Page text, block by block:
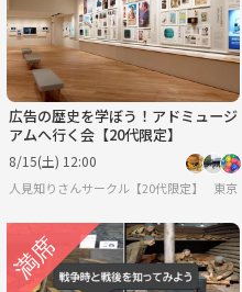
広告の歴史を学ぼう！アドミュージ
アムへ行く会【20代限定】
8/15(土) 12:00
人見知りさんサークル【20代限定】 東京